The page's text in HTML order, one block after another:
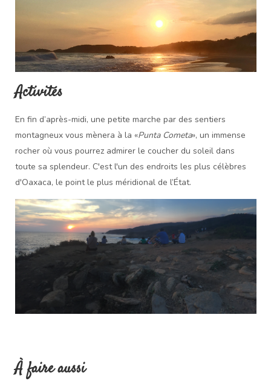
Activités
En fin d’après-midi, une petite marche par des sentiers
montagneux vous mènera à la «Punta Cometa», un immense
rocher où vous pourrez admirer le coucher du soleil dans
toute sa splendeur. C'est l'un des endroits les plus célèbres
d'Oaxaca, le point le plus méridional de l’État.
À faire aussi